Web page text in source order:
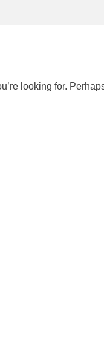
looking for.